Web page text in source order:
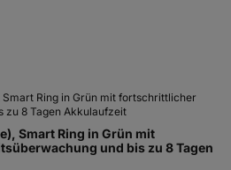
Smart Ring in Grün mit
und bis zu 8 Tagen